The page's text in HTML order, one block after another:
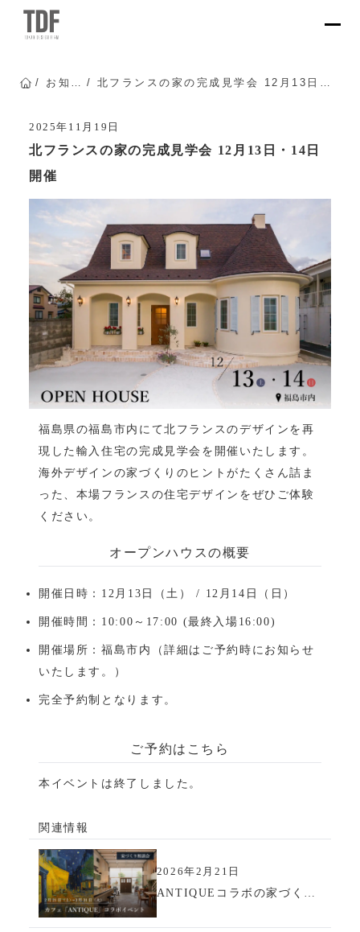
トップページ
お知らせ 北フランスの家の完成見学会 12月13日・14日開催
2025年11月19日
北フランスの家の完成見学会 12月13日・14日
開催
福島県の福島市内にて北フランスのデザインを再
現した輸入住宅の完成見学会を開催いたします。
海外デザインの家づくりのヒントがたくさん詰ま
った、本場フランスの住宅デザインをぜひご体験
ください。
オープンハウスの概要
開催日時：12月13日（土） / 12月14日（日）
開催時間：10:00～17:00 (最終入場16:00)
開催場所：福島市内（詳細はご予約時にお知らせ
いたします。）
完全予約制となります。
ご予約はこちら
本イベントは終了しました。
関連情報
2026年2月21日
ANTIQUEコラボの家づくり相談会 ＜大ゴッホ展 夜のカフェテラス ＞